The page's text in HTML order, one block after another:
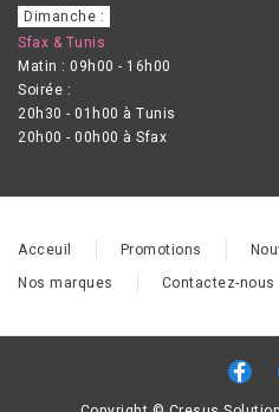
Dimanche :
Sfax & Tunis
Matin : 09h00 - 16h00
Soirée :
20h30 - 01h00 à Tunis
20h00 - 00h00 à Sfax
Acceuil Promotions
Nos marques
Contactez-nous